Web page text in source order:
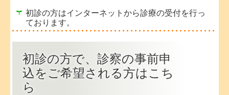
初診の方はインターネットから診療の受付を行っ
ております。
初診の方で、診察の事前申
込をご希望される方はこち
ら